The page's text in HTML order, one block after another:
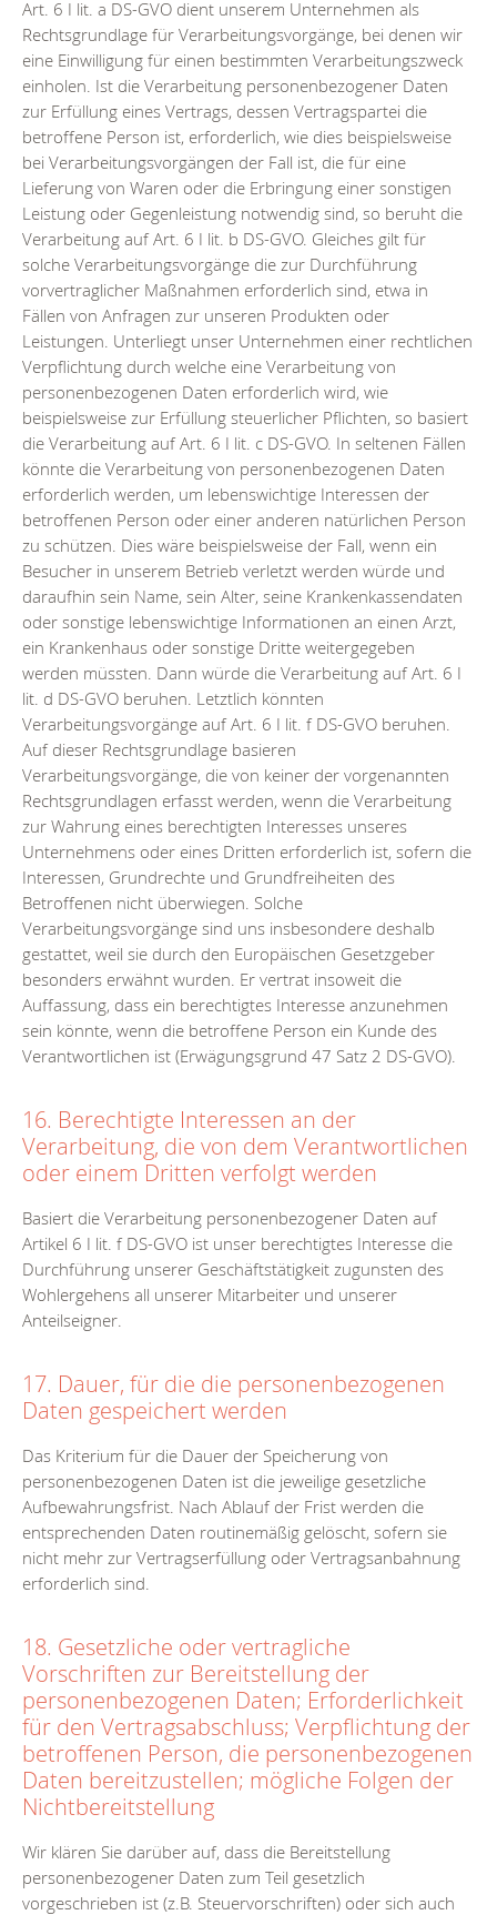
Art. 6 I lit. a DS-GVO dient unserem Unternehmen als
Rechtsgrundlage für Verarbeitungsvorgänge, bei denen wir
eine Einwilligung für einen bestimmten Verarbeitungszweck
einholen. Ist die Verarbeitung personenbezogener Daten
zur Erfüllung eines Vertrags, dessen Vertragspartei die
betroffene Person ist, erforderlich, wie dies beispielsweise
bei Verarbeitungsvorgängen der Fall ist, die für eine
Lieferung von Waren oder die Erbringung einer sonstigen
Leistung oder Gegenleistung notwendig sind, so beruht die
Verarbeitung auf Art. 6 I lit. b DS-GVO. Gleiches gilt für
solche Verarbeitungsvorgänge die zur Durchführung
vorvertraglicher Maßnahmen erforderlich sind, etwa in
Fällen von Anfragen zur unseren Produkten oder
Leistungen. Unterliegt unser Unternehmen einer rechtlichen
Verpflichtung durch welche eine Verarbeitung von
personenbezogenen Daten erforderlich wird, wie
beispielsweise zur Erfüllung steuerlicher Pflichten, so basiert
die Verarbeitung auf Art. 6 I lit. c DS-GVO. In seltenen Fällen
könnte die Verarbeitung von personenbezogenen Daten
erforderlich werden, um lebenswichtige Interessen der
betroffenen Person oder einer anderen natürlichen Person
zu schützen. Dies wäre beispielsweise der Fall, wenn ein
Besucher in unserem Betrieb verletzt werden würde und
daraufhin sein Name, sein Alter, seine Krankenkassendaten
oder sonstige lebenswichtige Informationen an einen Arzt,
ein Krankenhaus oder sonstige Dritte weitergegeben
werden müssten. Dann würde die Verarbeitung auf Art. 6 I
lit. d DS-GVO beruhen. Letztlich könnten
Verarbeitungsvorgänge auf Art. 6 I lit. f DS-GVO beruhen.
Auf dieser Rechtsgrundlage basieren
Verarbeitungsvorgänge, die von keiner der vorgenannten
Rechtsgrundlagen erfasst werden, wenn die Verarbeitung
zur Wahrung eines berechtigten Interesses unseres
Unternehmens oder eines Dritten erforderlich ist, sofern die
Interessen, Grundrechte und Grundfreiheiten des
Betroffenen nicht überwiegen. Solche
Verarbeitungsvorgänge sind uns insbesondere deshalb
gestattet, weil sie durch den Europäischen Gesetzgeber
besonders erwähnt wurden. Er vertrat insoweit die
Auffassung, dass ein berechtigtes Interesse anzunehmen
sein könnte, wenn die betroffene Person ein Kunde des
Verantwortlichen ist (Erwägungsgrund 47 Satz 2 DS-GVO).
16. Berechtigte Interessen an der
Verarbeitung, die von dem Verantwortlichen
oder einem Dritten verfolgt werden
Basiert die Verarbeitung personenbezogener Daten auf
Artikel 6 I lit. f DS-GVO ist unser berechtigtes Interesse die
Durchführung unserer Geschäftstätigkeit zugunsten des
Wohlergehens all unserer Mitarbeiter und unserer
Anteilseigner.
17. Dauer, für die die personenbezogenen
Daten gespeichert werden
Das Kriterium für die Dauer der Speicherung von
personenbezogenen Daten ist die jeweilige gesetzliche
Aufbewahrungsfrist. Nach Ablauf der Frist werden die
entsprechenden Daten routinemäßig gelöscht, sofern sie
nicht mehr zur Vertragserfüllung oder Vertragsanbahnung
erforderlich sind.
18. Gesetzliche oder vertragliche
Vorschriften zur Bereitstellung der
personenbezogenen Daten; Erforderlichkeit
für den Vertragsabschluss; Verpflichtung der
betroffenen Person, die personenbezogenen
Daten bereitzustellen; mögliche Folgen der
Nichtbereitstellung
Wir klären Sie darüber auf, dass die Bereitstellung
personenbezogener Daten zum Teil gesetzlich
vorgeschrieben ist (z.B. Steuervorschriften) oder sich auch